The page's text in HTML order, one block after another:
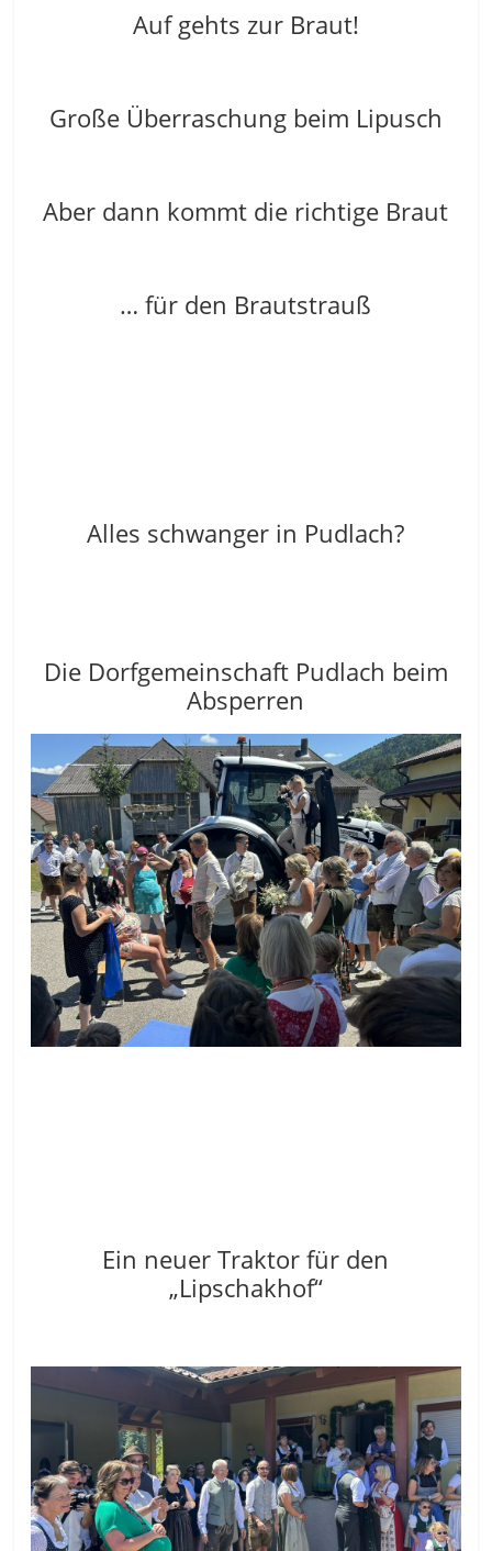
Auf gehts zur Braut!
Große Überraschung beim Lipusch
Aber dann kommt die richtige Braut
… für den Brautstrauß
Alles schwanger in Pudlach?
Die Dorfgemeinschaft Pudlach beim
Absperren
Ein neuer Traktor für den
„Lipschakhof“